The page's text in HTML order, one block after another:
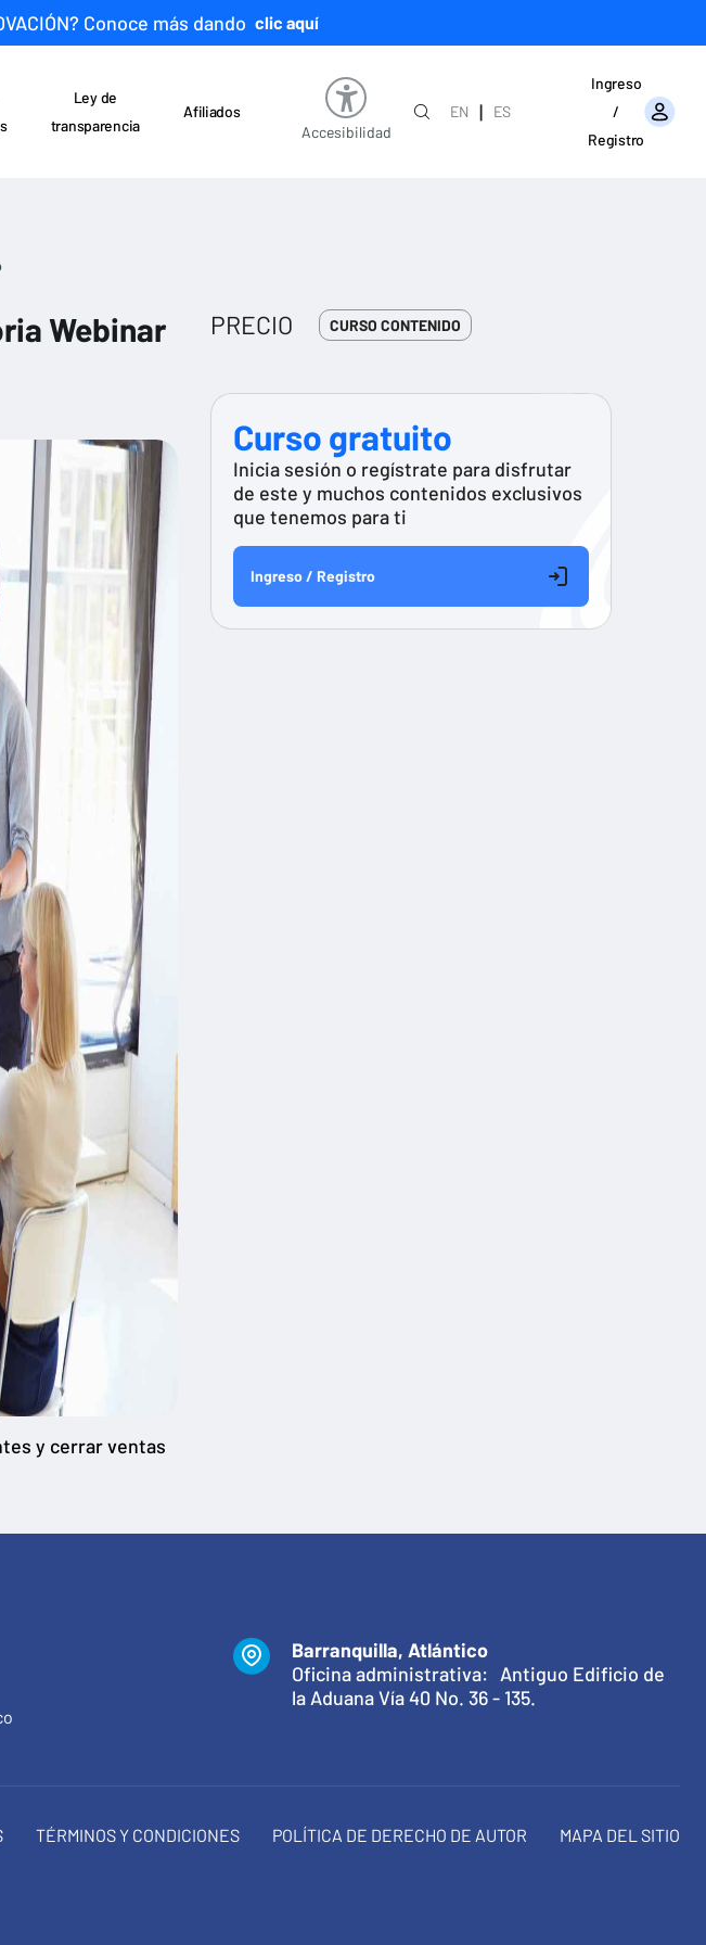
Conoce más dando clic aquí
Ley de
transparencia
Afiliados
Accesibilidad
EN |
ES
Ingreso
/
Registro
Webinar
y cerrar ventas
PRECIO CURSO CONTENIDO
Curso gratuito
Inicia sesión o regístrate para disfrutar
de este y muchos contenidos exclusivos
que tenemos para ti
Ingreso / Registro
Barranquilla, Atlántico
Oficina administrativa: Antiguo Edificio de
la Aduana Vía 40 No. 36 - 135.
TÉRMINOS Y CONDICIONES POLÍTICA DE DERECHO DE AUTOR
MAPA DEL SITIO